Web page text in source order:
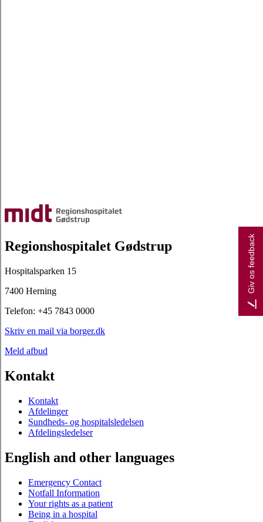
Regionshospitalet Gødstrup
Hospitalsparken 15
7400 Herning
Telefon: +45 7843 0000
Skriv en mail via borger.dk
Meld afbud
Kontakt
Kontakt
Afdelinger
Sundheds- og hospitalsledelsen
Afdelingsledelser
English and other languages
Emergency Contact
Notfall Information
Your rights as a patient
Being in a hospital
Giv os feedback